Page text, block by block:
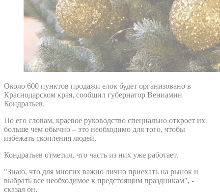
Около 600 пунктов продажи елок будет организовано в
Краснодарском края, сообщил губернатор Вениамин
Кондратьев.
По его словам, краевое руководство специально откроет их
больше чем обычно – это необходимо для того, чтобы
избежать скопления людей.
Кондратьев отметил, что часть из них уже работает.
"Знаю, что для многих важно лично приехать на рынок и
выбрать все необходимое к предстоящим праздникам", -
сказал он.